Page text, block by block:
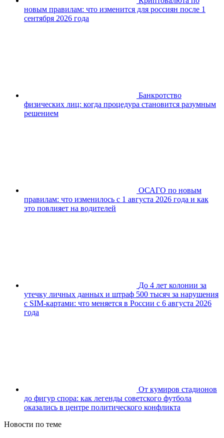
новым правилам: что изменится для россиян после 1
сентября 2026 года
Банкротство
физических лиц: когда процедура становится разумным
решением
ОСАГО по новым
правилам: что изменилось с 1 августа 2026 года и как
это повлияет на водителей
До 4 лет колонии за
утечку личных данных и штраф 500 тысяч за нарушения
с SIM-картами: что меняется в России с 6 августа 2026
года
От кумиров стадионов
до фигур спора: как легенды советского футбола
оказались в центре политического конфликта
Новости по теме